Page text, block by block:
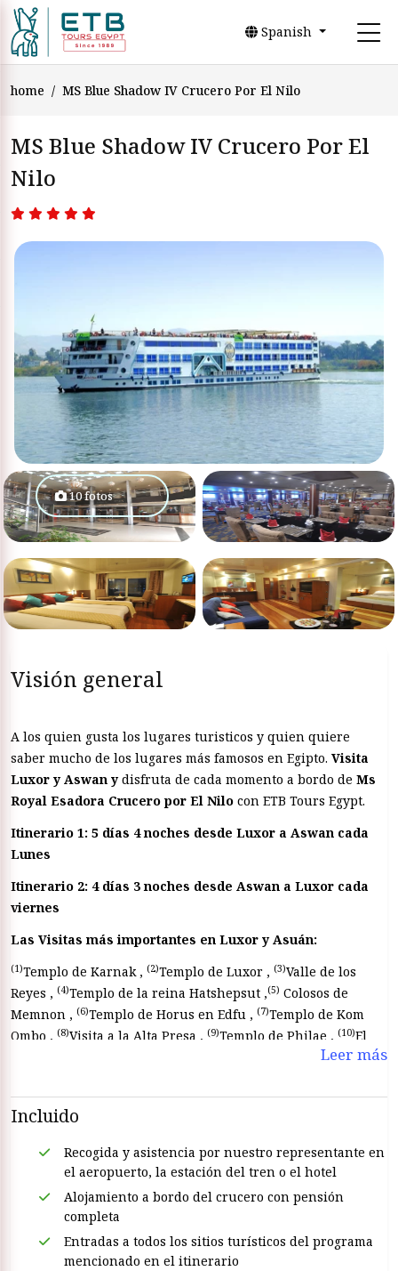
Spanish
home MS Blue Shadow IV Crucero Por El Nilo
MS Blue Shadow IV Crucero Por El
Nilo
10 fotos
Visión general
A los quien gusta los lugares turisticos y quien quiere
saber mucho de los lugares más famosos en Egipto. Visita
Luxor y Aswan ydisfruta de cada momento a bordo de Ms
Royal Esadora Crucero por El Nilo con ETB Tours Egypt.
Itinerario 1: 5 días 4 noches desde Luxor a Aswan cada
Lunes
Itinerario 2: 4 días 3 noches desde Aswan a Luxor cada
viernes
Las Visitas más importantes en Luxor y Asuán:
(1)Templo de Karnak , (2)Templo de Luxor , (3)Valle de los
Reyes , (4)Templo de la reina Hatshepsut ,(5) Colosos de
Memnon , (6)Templo de Horus en Edfu , (7)Templo de Kom
Ombo , (8)Visita a la Alta Presa , (9)Templo de Philae , (10)El
Leer más
Incluido
Recogida y asistencia por nuestro representante en
el aeropuerto, la estación del tren o el hotel
Alojamiento a bordo del crucero con pensión
completa
Entradas a todos los sitios turísticos del programa
mencionado en el itinerario